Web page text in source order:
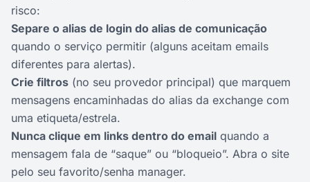
risco:
Separe o alias de login do alias de comunicação
quando o serviço permitir (alguns aceitam emails
diferentes para alertas).
Crie filtros (no seu provedor principal) que marquem
mensagens encaminhadas do alias da exchange com
uma etiqueta/estrela.
Nunca clique em links dentro do email quando a
mensagem fala de “saque” ou “bloqueio”. Abra o site
pelo seu favorito/senha manager.